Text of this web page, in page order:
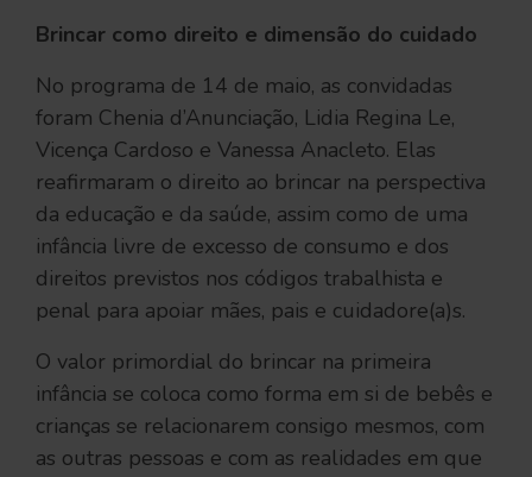
Brincar como direito e dimensão do cuidado
No programa de 14 de maio, as convidadas
foram Chenia d’Anunciação, Lidia Regina Le,
Vicença Cardoso e Vanessa Anacleto. Elas
reafirmaram o direito ao brincar na perspectiva
da educação e da saúde, assim como de uma
infância livre de excesso de consumo e dos
direitos previstos nos códigos trabalhista e
penal para apoiar mães, pais e cuidadore(a)s.
O valor primordial do brincar na primeira
infância se coloca como forma em si de bebês e
crianças se relacionarem consigo mesmos, com
as outras pessoas e com as realidades em que